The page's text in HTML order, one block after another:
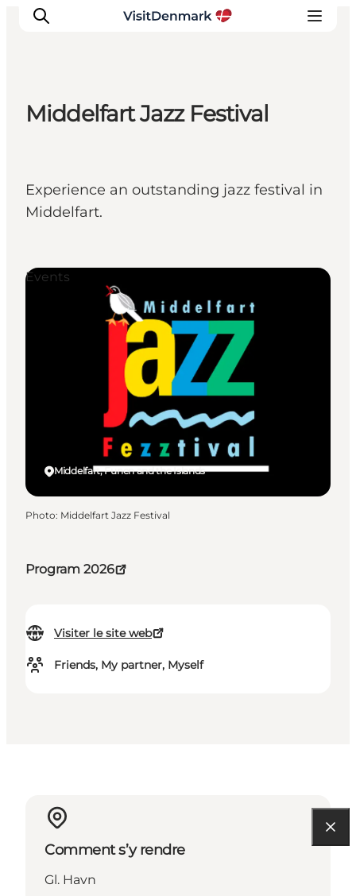
Quoi faire
Hébergements
Middelfart Jazz Festival
Experience an outstanding jazz festival in
Middelfart.
Program 2026
Visiter le site web
Friends, My partner, Myself
Middelfart, Funen and the Islands
Events
Photo: Middelfart Jazz Festival
Comment s’y rendre
Gl. Havn